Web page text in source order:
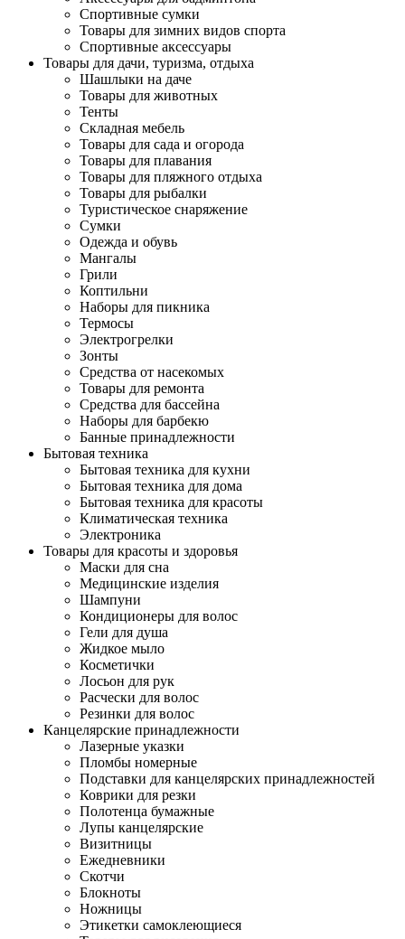
Спортивные сумки
Товары для зимних видов спорта
Спортивные аксессуары
Товары для дачи, туризма, отдыха
Шашлыки на даче
Товары для животных
Тенты
Складная мебель
Товары для сада и огорода
Товары для плавания
Товары для пляжного отдыха
Товары для рыбалки
Туристическое снаряжение
Сумки
Одежда и обувь
Мангалы
Грили
Коптильни
Наборы для пикника
Термосы
Электрогрелки
Зонты
Средства от насекомых
Товары для ремонта
Средства для бассейна
Наборы для барбекю
Банные принадлежности
Бытовая техника
Бытовая техника для кухни
Бытовая техника для дома
Бытовая техника для красоты
Климатическая техника
Электроника
Товары для красоты и здоровья
Маски для сна
Медицинские изделия
Шампуни
Кондиционеры для волос
Гели для душа
Жидкое мыло
Косметички
Лосьон для рук
Расчески для волос
Резинки для волос
Канцелярские принадлежности
Лазерные указки
Пломбы номерные
Подставки для канцелярских принадлежностей
Коврики для резки
Полотенца бумажные
Лупы канцелярские
Визитницы
Ежедневники
Скотчи
Блокноты
Ножницы
Этикетки самоклеющиеся